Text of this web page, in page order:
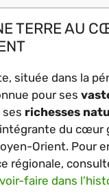
TERRE AU
située dans la
pour ses
richesses
du cœur
Orient. Pour
régionale,
faire dans